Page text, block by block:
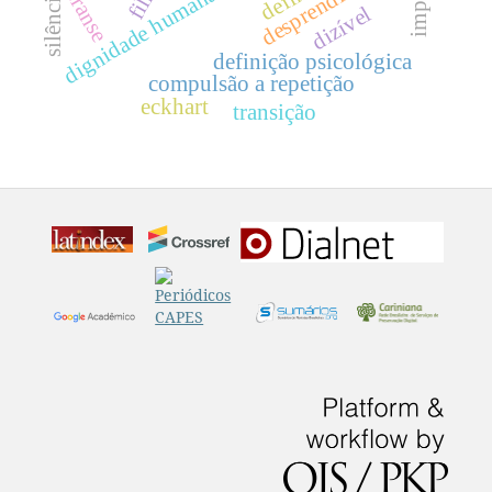
dignidade humana.definição psicológica
transe
compulsão a repetição
silêncio
eckhart
dizível
transição